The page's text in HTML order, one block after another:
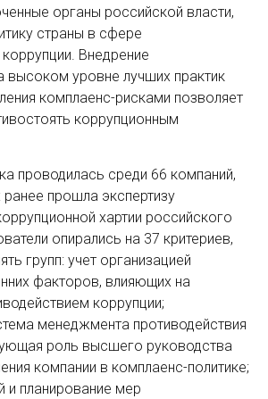
органы российской власти,
страны в сфере
Внедрение
высоком уровне лучших практик
комплаенс-рисками позволяет
коррупционным
проводилась среди 66 компаний,
ранее прошла экспертизу
хартии российского
опирались на 37 критериев,
групп: учет организацией
факторов, влияю­щих на
коррупции;
менедж­мента противодействия
роль высшего руководства
компании в комплаенс-политике;
и планирование мер